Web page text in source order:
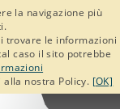
la navigazione più
trovare le informazioni
caso il sito potrebbe
alla nostra Policy. [OK]